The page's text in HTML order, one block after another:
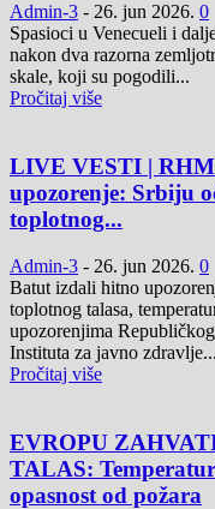
Admin-3 - 26. jun 2026. 0
Spasioci u Venecueli i
nakon dva razorna
skale, koji su pogodili...
Pročitaj više
LIVE VESTI |
upozorenje: Srbiju
toplotnog...
Admin-3 - 26. jun 2026. 0
Batut izdali hitno
toplotnog talasa,
upozorenjima
Instituta za javno zdravlje...
Pročitaj više
EVROPU
TALAS:
opasnost od požara